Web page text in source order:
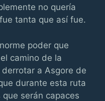
no quería
tanta que así fue.
poder que
camino de la
a Asgore de
durante esta ruta
serán capaces